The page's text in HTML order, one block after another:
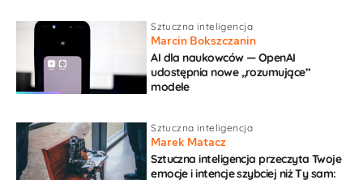
Sztuczna inteligencja
Marcin Bokszczanin
AI dla naukowców — OpenAI
udostępnia nowe „rozumujące”
modele
Sztuczna inteligencja
Marek Matacz
Sztuczna inteligencja przeczyta Twoje
emocje i intencje szybciej niż Ty sam: